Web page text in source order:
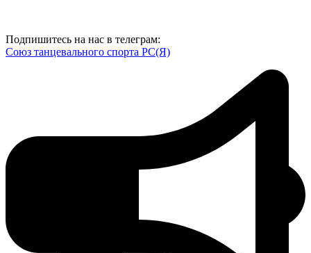
Подпишитесь на нас в телеграм:
Союз танцевального спорта РС(Я)